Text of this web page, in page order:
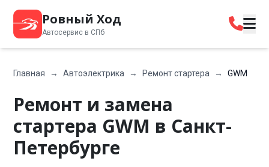
Ровный Ход
Автосервис в СПб
Главная → Автоэлектрика → Ремонт стартера → GWM
Ремонт и замена
стартера GWM в Санкт-
Петербурге